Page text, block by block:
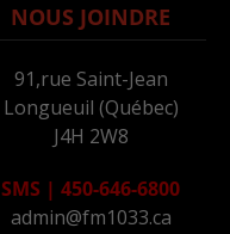
NOUS JOINDRE
91,rue Saint-Jean
Longueuil (Québec)
J4H 2W8
SMS | 450-646-6800
admin@fm1033.ca